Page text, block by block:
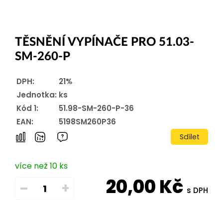
TĚSNĚNÍ VYPÍNAČE PRO 51.03-
SM-260-P
DPH:
21%
Jednotka: ks
Kód 1:
51.98-SM-260-P-36
EAN:
5198SM260P36
Sdílet
více než 10 ks
– + 20,00Kč s DPH